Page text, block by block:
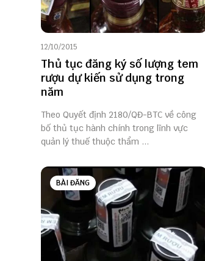
12/10/2015
Thủ tục đăng ký số lượng tem
rượu dự kiến sử dụng trong
năm
Theo Quyết định 2180/QĐ-BTC về công
bố thủ tục hành chính trong lĩnh vực
quản lý thuế thuộc thẩm ...
BÀI ĐĂNG